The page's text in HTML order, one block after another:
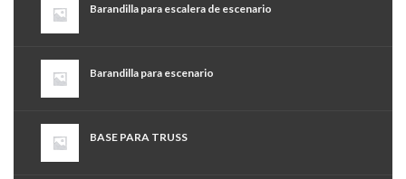
Barandilla para escalera de escenario
Barandilla para escenario
BASE PARA TRUSS